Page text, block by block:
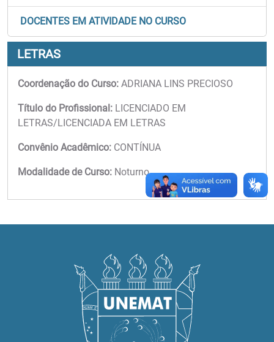
DOCENTES EM ATIVIDADE NO CURSO
LETRAS
Coordenação do Curso: ADRIANA LINS PRECIOSO
Título do Profissional: LICENCIADO EM
LETRAS/LICENCIADA EM LETRAS
Convênio Acadêmico: CONTÍNUA
Modalidade de Curso: Noturno